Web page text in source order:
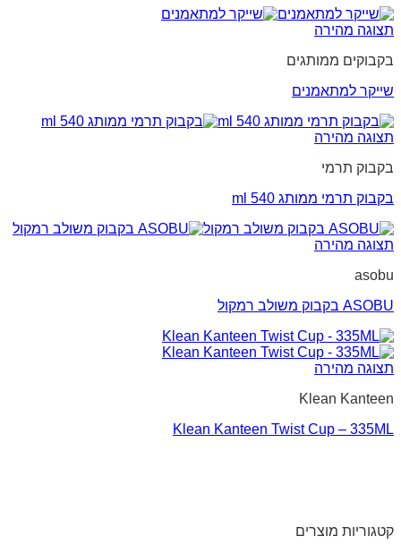
תצוגה מהירה
בקבוקים ממותגים
שייקר למתאמנים
תצוגה מהירה
בקבוק תרמי
בקבוק תרמי ממותג 540 ml
תצוגה מהירה
asobu
ASOBU בקבוק משולב רמקול
תצוגה מהירה
Klean Kanteen
Klean Kanteen Twist Cup – 335ML
קטגוריות מוצרים